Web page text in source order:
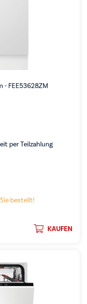
- FEE53628ZM
per Teilzahlung
bestellt!
KAUFEN